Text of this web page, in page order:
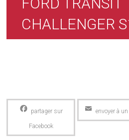
CHALLENGER
Facebook Email